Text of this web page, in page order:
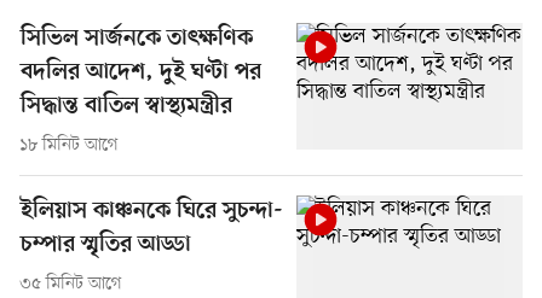
সিভিল সার্জনকে তাৎক্ষণিক
বদলির আদেশ, দুই ঘণ্টা পর
সিদ্ধান্ত বাতিল স্বাস্থ্যমন্ত্রীর
১৮ মিনিট আগে
ইলিয়াস কাঞ্চনকে ঘিরে সুচন্দা-
চম্পার স্মৃতির আড্ডা
৩৫ মিনিট আগে